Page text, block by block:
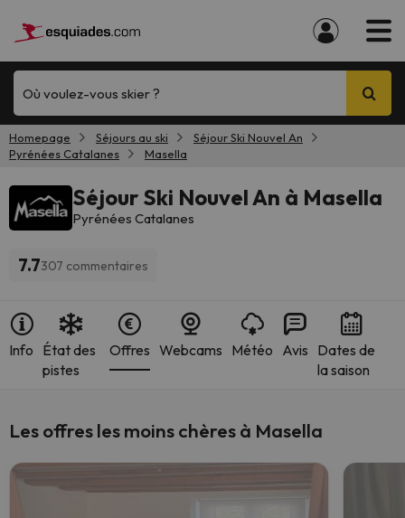
Où voulez-vous skier ?
Homepage Séjours au ski
Séjour Ski Nouvel An
Pyrénées Catalanes
Masella
Séjour Ski Nouvel An à Masella
Pyrénées Catalanes
7.7307 commentaires
Info État des
pistes
Offres Webcams Météo Avis Dates de
la saison
Les offres les moins chères à Masella